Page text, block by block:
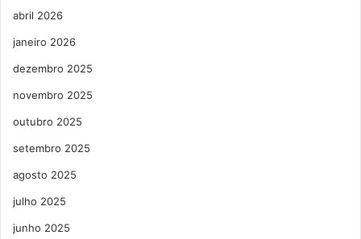
abril 2026
janeiro 2026
dezembro 2025
novembro 2025
outubro 2025
setembro 2025
agosto 2025
julho 2025
junho 2025